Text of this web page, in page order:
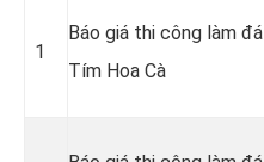
1
Báo giá thi công làm đá
Tím Hoa Cà